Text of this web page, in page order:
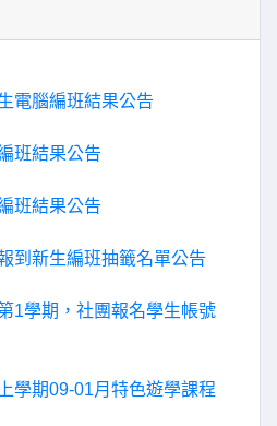
電腦編班結果公告
班結果公告
班結果公告
到新生編班抽籤名單公告
1學期，社團報名學生帳號
學期09-01月特色遊學課程